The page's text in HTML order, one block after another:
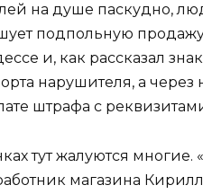
на душе паскудно,
подпольную
и, как рассказал
нарушителя, а
штрафа с
тут жалуются
магазина